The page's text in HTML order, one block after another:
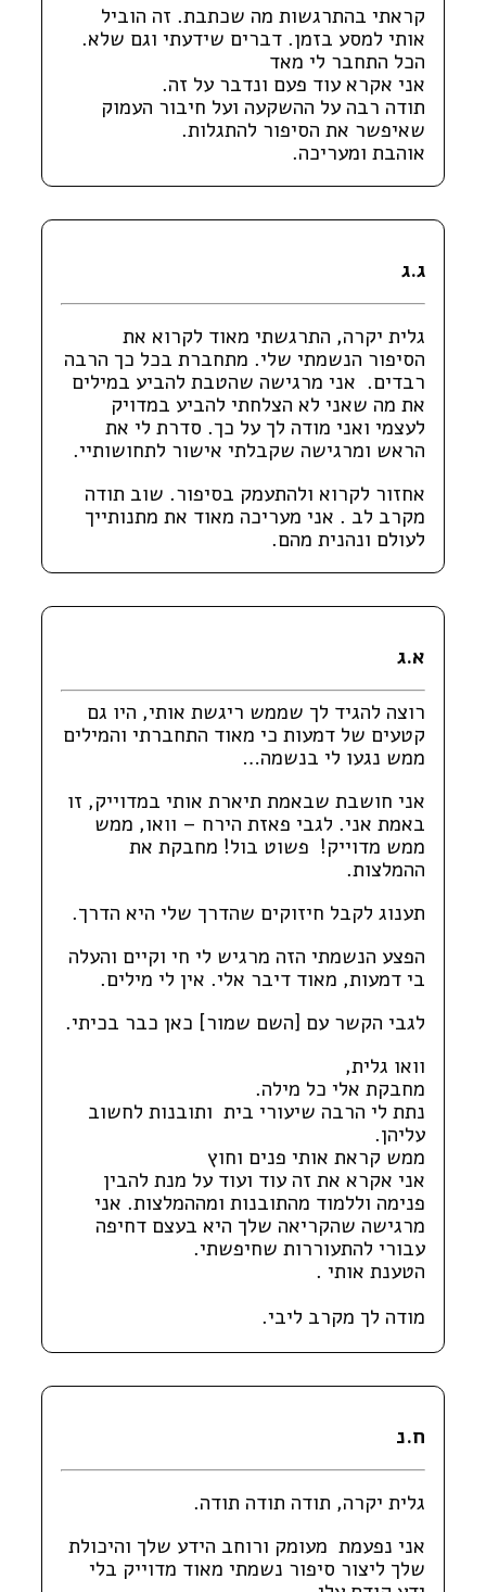
קראתי בהתרגשות מה שכתבת. זה הוביל
אותי למסע בזמן. דברים שידעתי וגם שלא.
הכל התחבר לי מאד
אני אקרא עוד פעם ונדבר על זה.
תודה רבה על ההשקעה ועל חיבור העמוק
שאיפשר את הסיפור להתגלות.
אוהבת ומעריכה.
ג.ג
גלית יקרה, התרגשתי מאוד לקרוא את
הסיפור הנשמתי שלי. מתחברת בכל כך הרבה
רבדים. אני מרגישה שהטבת להביע במילים
את מה שאני לא הצלחתי להביע במדויק
לעצמי ואני מודה לך על כך. סדרת לי את
הראש ומרגישה שקבלתי אישור לתחושותיי.
אחזור לקרוא ולהתעמק בסיפור. שוב תודה
מקרב לב . אני מעריכה מאוד את מתנותייך
לעולם ונהנית מהם.
א.ג
רוצה להגיד לך שממש ריגשת אותי, היו גם
קטעים של דמעות כי מאוד התחברתי והמילים
ממש נגעו לי בנשמה…
אני חושבת שבאמת תיארת אותי במדוייק, זו
באמת אני. לגבי פאזת הירח – וואו, ממש
ממש מדוייק! פשוט בול! מחבקת את
ההמלצות.
תענוג לקבל חיזוקים שהדרך שלי היא הדרך.
הפצע הנשמתי הזה מרגיש לי חי וקיים והעלה
בי דמעות, מאוד דיבר אלי. אין לי מילים.
לגבי הקשר עם [השם שמור] כאן כבר בכיתי.
וואו גלית,
מחבקת אלי כל מילה.
נתת לי הרבה שיעורי בית ותובנות לחשוב
עליהן.
ממש קראת אותי פנים וחוץ
אני אקרא את זה עוד ועוד על מנת להבין
פנימה וללמוד מהתובנות ומההמלצות. אני
מרגישה שהקריאה שלך היא בעצם דחיפה
עבורי להתעוררות שחיפשתי.
הטענת אותי .
מודה לך מקרב ליבי.
ח.נ
גלית יקרה, תודה תודה תודה.
אני נפעמת מעומק ורוחב הידע שלך והיכולת
שלך ליצור סיפור נשמתי מאוד מדוייק בלי